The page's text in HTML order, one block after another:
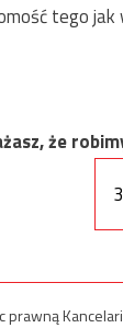
tego jak
że
prawną